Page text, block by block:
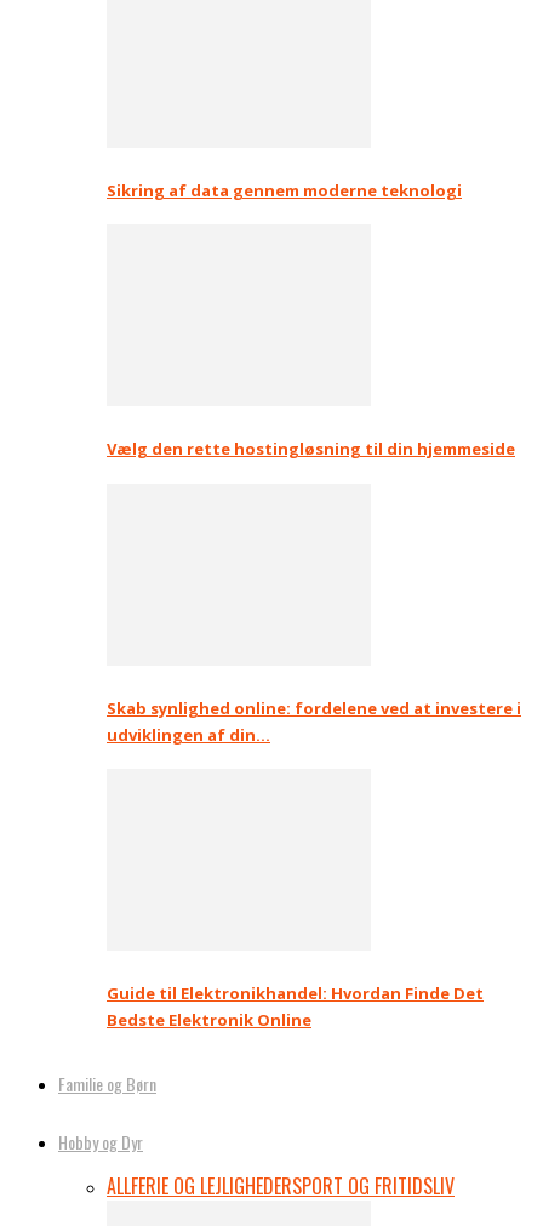
Sikring af data gennem moderne teknologi
Vælg den rette hostingløsning til din hjemmeside
Skab synlighed online: fordelene ved at investere i
udviklingen af din…
Guide til Elektronikhandel: Hvordan Finde Det
Bedste Elektronik Online
Familie og Børn
Hobby og Dyr
ALLFERIE OG LEJLIGHEDERSPORT OG FRITIDSLIV